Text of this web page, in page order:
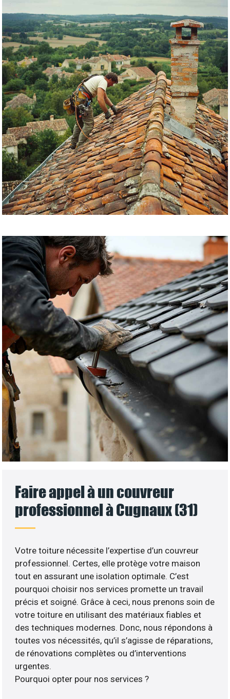
Faire appel à un couvreur
professionnel à Cugnaux (31)
Votre toiture nécessite l’expertise d’un couvreur
professionnel. Certes, elle protège votre maison
tout en assurant une isolation optimale. C’est
pourquoi choisir nos services promette un travail
précis et soigné. Grâce à ceci, nous prenons soin de
votre toiture en utilisant des matériaux fiables et
des techniques modernes. Donc, nous répondons à
toutes vos nécessités, qu’il s’agisse de réparations,
de rénovations complètes ou d’interventions
urgentes.
Pourquoi opter pour nos services ?